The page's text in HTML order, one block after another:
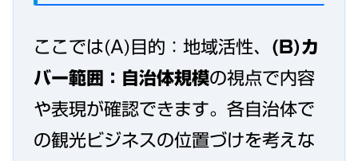
ここでは(A)目的：地域活性、 (B)カ
バー範囲：自治体規模の視点で内容
や表現が確認できます。各自治体で
の観光ビジネスの位置づけを考えな